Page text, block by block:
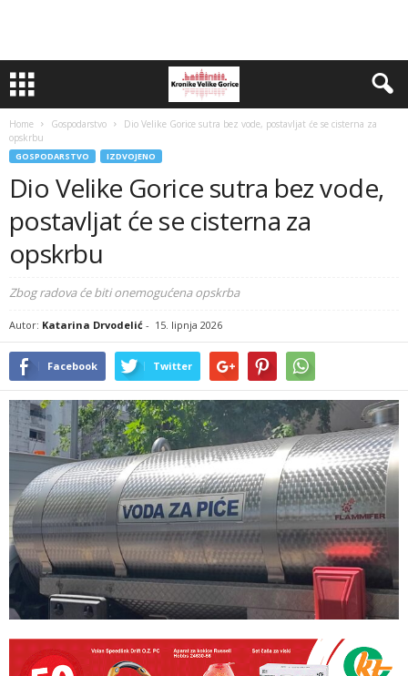
Home Gospodarstvo
Dio Velike Gorice sutra bez vode, postavljat će se cisterna za
opskrbu
GOSPODARSTVO IZDVOJENO
Dio Velike Gorice sutra bez vode,
postavljat će se cisterna za
opskrbu
Zbog radova će biti onemogućena opskrba
Autor: Katarina Drvodelić - 15. lipnja 2026
Facebook Twitter